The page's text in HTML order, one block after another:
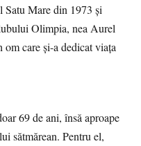
Satu Mare din 1973 și
Olimpia, nea Aurel
care și-a dedicat viața
69 de ani, însă aproape
sătmărean. Pentru el,